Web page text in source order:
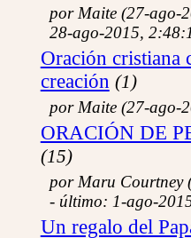
mensaje
El buscador «simple» permite
entre los campos predefinidos
biblioteca será en título, autor e
santo, en el devocionario, en
cada caso, para saber en qué
con desplegar el buscador
predefinidos. Pero si quiere
ese panel que se despliega,
al modo avanzado.
por Maite (27-ago-
28-ago-2015,
Oración cristiana
creación (1)
por Maite (27-ago-
ORACIÓN DE
(15)
por Maru Courtney
- último: 1-ago-
Un regalo del